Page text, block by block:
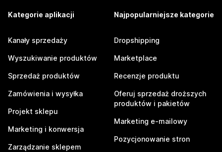
Kategorie aplikacji
Kanały sprzedaży
Wyszukiwanie produktów
Sprzedaż produktów
Zamówienia i wysyłka
Projekt sklepu
Marketing i konwersja
Zarządzanie sklepem
Najpopularniejsze kategorie
Dropshipping
Marketplace
Recenzje produktu
Oferuj sprzedaż droższych
produktów i pakietów
Marketing e-mailowy
Pozycjonowanie stron